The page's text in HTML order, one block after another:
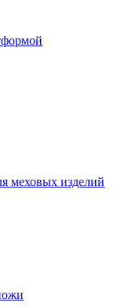
меховых изделий